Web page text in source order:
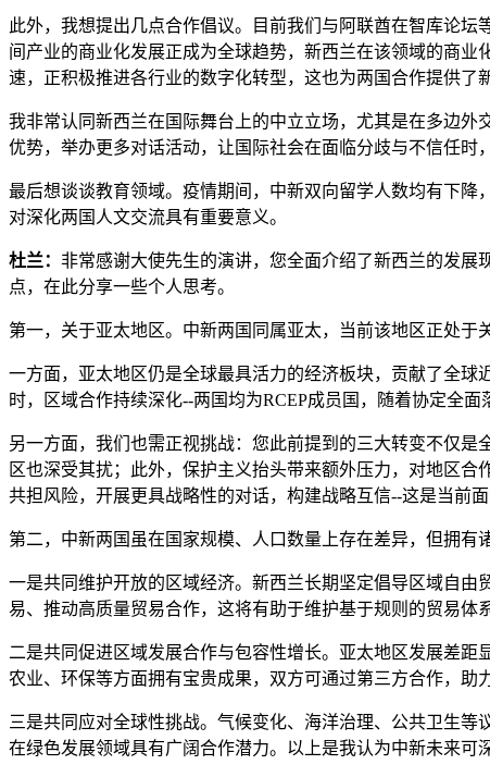
此外，我想提出几点合作倡议。目前我们与阿联酋在智库论
间产业的商业化发展正成为全球趋势，新西兰在该领域的商
速，正积极推进各行业的数字化转型，这也为两国合作提供了
我非常认同新西兰在国际舞台上的中立立场，尤其是在多边
优势，举办更多对话活动，让国际社会在面临分歧与不信任时
最后想谈谈教育领域。疫情期间，中新双向留学人数均有下
对深化两国人文交流具有重要意义。
杜兰： 非常感谢大使先生的演讲，您全面介绍了新西兰的发
点，在此分享一些个人思考。
第一，关于亚太地区。中新两国同属亚太，当前该地区正处于
一方面，亚太地区仍是全球最具活力的经济板块，贡献了全球
时，区域合作持续深化--两国均为RCEP成员国，随着协定全
另一方面，我们也需正视挑战：您此前提到的三大转变不仅
区也深受其扰；此外，保护主义抬头带来额外压力，对地区
共担风险，开展更具战略性的对话，构建战略互信--这是当前
第二，中新两国虽在国家规模、人口数量上存在差异，但拥有
一是共同维护开放的区域经济。新西兰长期坚定倡导区域自
易、推动高质量贸易合作，这将有助于维护基于规则的贸易体系
二是共同促进区域发展合作与包容性增长。亚太地区发展差
农业、环保等方面拥有宝贵成果，双方可通过第三方合作，助
三是共同应对全球性挑战。气候变化、海洋治理、公共卫生
在绿色发展领域具有广阔合作潜力。以上是我认为中新未来可